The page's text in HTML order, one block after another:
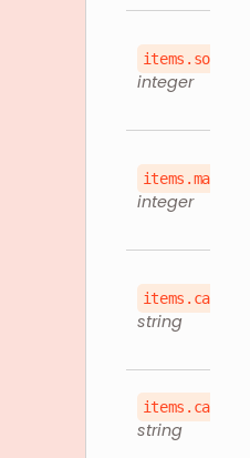
integer
integer
string
string